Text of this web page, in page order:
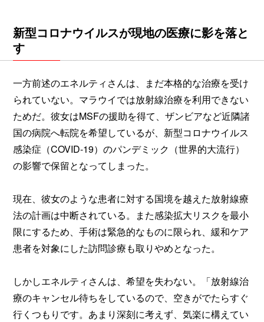
新型コロナウイルスが現地の医療に影を落と
す
一方前述のエネルティさんは、まだ本格的な治療を受け
られていない。マラウイでは放射線治療を利用できない
ためだ。彼女はMSFの援助を得て、ザンビアなど近隣諸
国の病院へ転院を希望しているが、新型コロナウイルス
感染症（COVID-19）のパンデミック（世界的大流行）
の影響で保留となってしまった。
現在、彼女のような患者に対する国境を越えた放射線療
法の計画は中断されている。また感染拡大リスクを最小
限にするため、手術は緊急的なものに限られ、緩和ケア
患者を対象にした訪問診療も取りやめとなった。
しかしエネルティさんは、希望を失わない。「放射線治
療のキャンセル待ちをしているので、空きがでたらすぐ
行くつもりです。あまり深刻に考えず、気楽に構えてい